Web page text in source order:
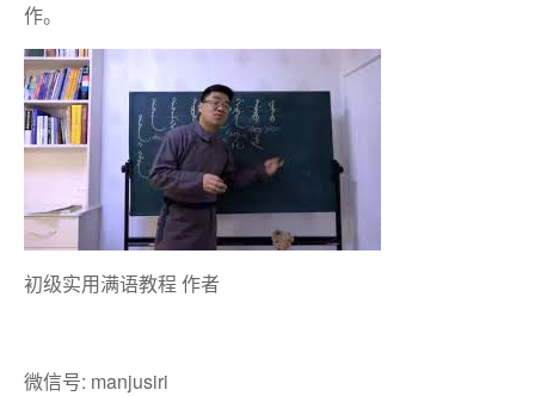
作。
初级实用满语教程 作者
微信号: manjusiri